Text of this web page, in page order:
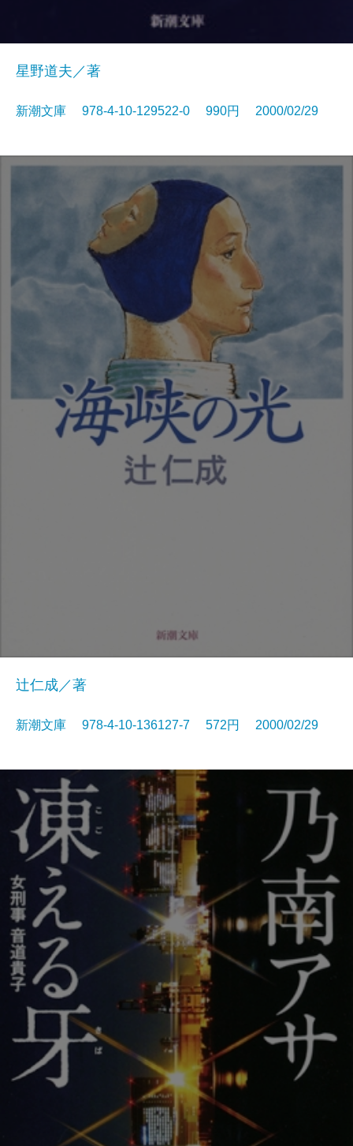
星野道夫／著
新潮文庫 978-4-10-129522-0 990円 2000/02/29
辻仁成／著
新潮文庫 978-4-10-136127-7 572円 2000/02/29